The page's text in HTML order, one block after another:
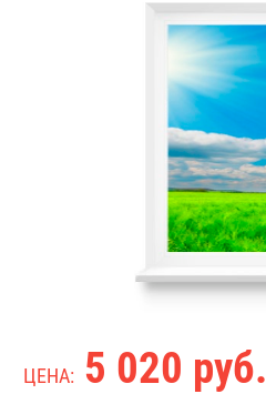
ЦЕНА: 5 020 руб.